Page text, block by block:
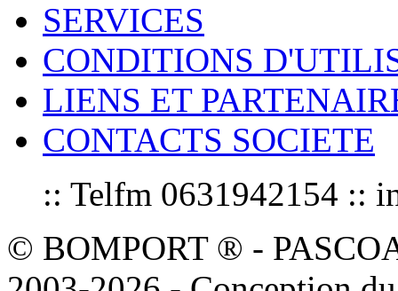
SERVICES
CONDITIONS
LIENS ET
CONTACTS SOCIETE
:: Telfm 0631942154 ::
© BOMPORT ® -